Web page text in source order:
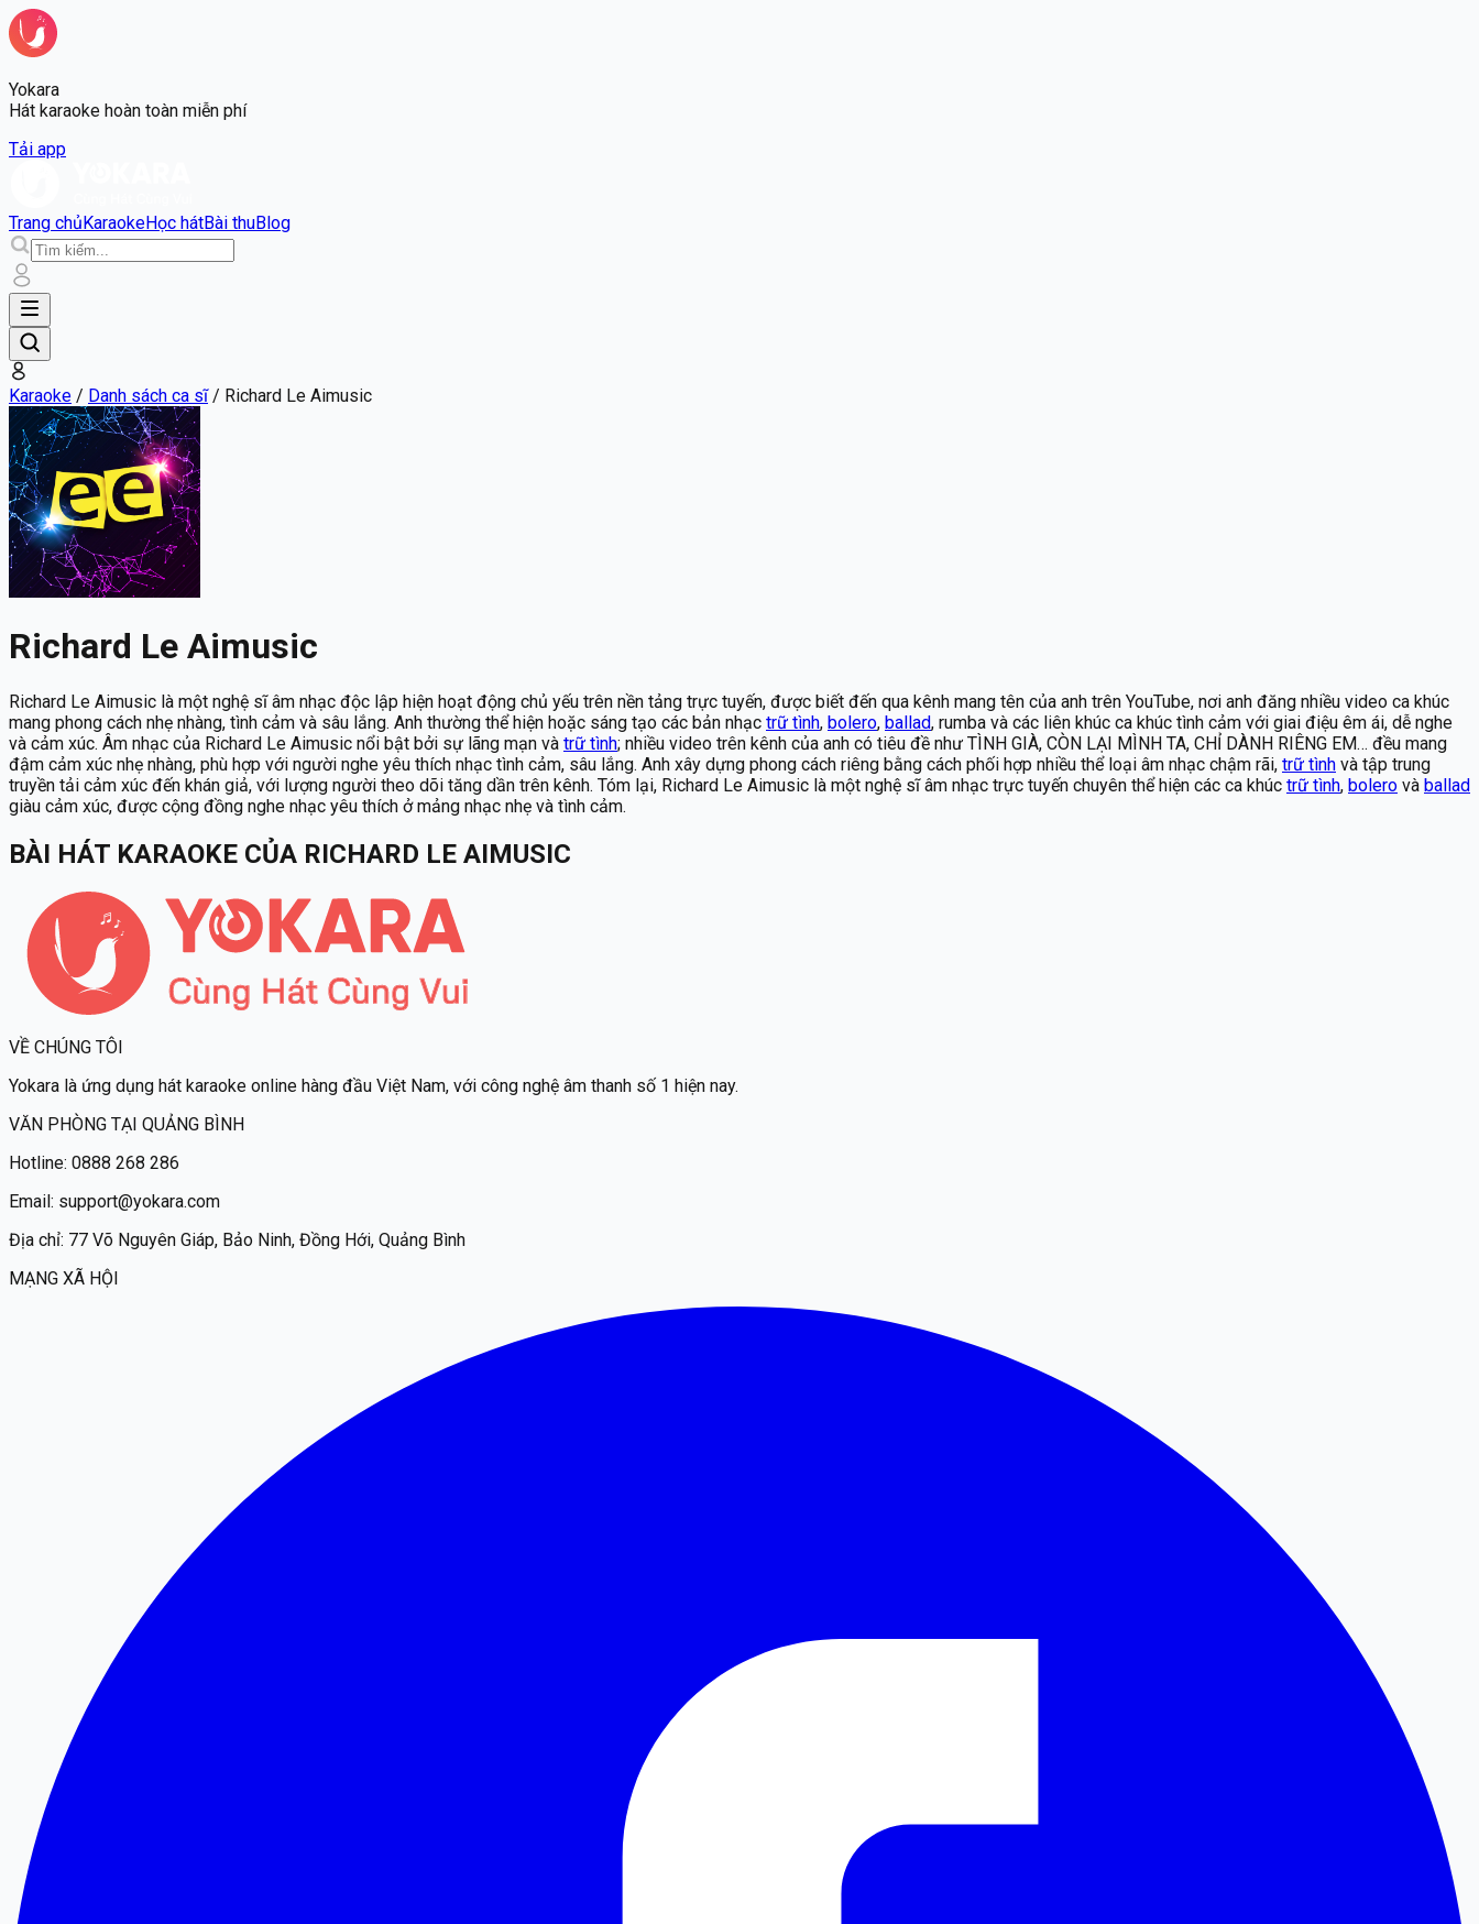
Yokara
Hát karaoke hoàn toàn miễn phí
Tải app
Trang chủKaraokeHọc hátBài thuBlog
Karaoke / Danh sách ca sĩ/ Richard Le Aimusic
Richard Le Aimusic
Richard Le Aimusic là một nghệ sĩ âm nhạc độc lập hiện hoạt động chủ yếu trên nền tảng trực tuyến, được biết đến qua kênh mang tên của anh trên YouTube, nơi anh đăng nhiều video ca khúc
mang phong cách nhẹ nhàng, tình cảm và sâu lắng. Anh thường thể hiện hoặc sáng tạo các bản nhạc trữ tình, bolero, ballad, rumba và các liên khúc ca khúc tình cảm với giai điệu êm ái, dễ nghe
và cảm xúc. Âm nhạc của Richard Le Aimusic nổi bật bởi sự lãng mạn và trữ tình; nhiều video trên kênh của anh có tiêu đề như TÌNH GIÀ, CÒN LẠI MÌNH TA, CHỈ DÀNH RIÊNG EM… đều mang
đậm cảm xúc nhẹ nhàng, phù hợp với người nghe yêu thích nhạc tình cảm, sâu lắng. Anh xây dựng phong cách riêng bằng cách phối hợp nhiều thể loại âm nhạc chậm rãi, trữ tình và tập trung
truyền tải cảm xúc đến khán giả, với lượng người theo dõi tăng dần trên kênh. Tóm lại, Richard Le Aimusic là một nghệ sĩ âm nhạc trực tuyến chuyên thể hiện các ca khúc trữ tình, bolero và ballad
giàu cảm xúc, được cộng đồng nghe nhạc yêu thích ở mảng nhạc nhẹ và tình cảm.
BÀI HÁT KARAOKE CỦA RICHARD LE AIMUSIC
VỀ CHÚNG TÔI
Yokara là ứng dụng hát karaoke online hàng đầu Việt Nam, với công nghệ âm thanh số 1 hiện nay.
VĂN PHÒNG TẠI QUẢNG BÌNH
Hotline: 0888 268 286
Email: support@yokara.com
Địa chỉ: 77 Võ Nguyên Giáp, Bảo Ninh, Đồng Hới, Quảng Bình
MẠNG XÃ HỘI